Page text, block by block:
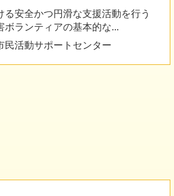
る安全かつ円滑な支援活動を行う
ボランティアの基本的な...
民活動サポートセンター